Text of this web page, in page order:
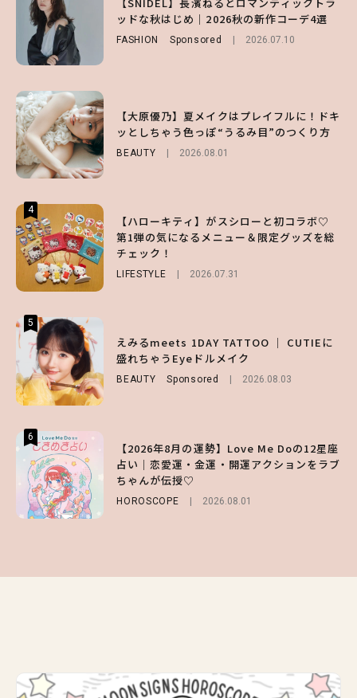
ッドな秋はじめ｜2026秋の新作コーデ4選
FASHION Sponsored 2026.07.10
3
【大原優乃】夏メイクはプレイフルに！ドキ
ッとしちゃう色っぽ“うるみ目”のつくり方
BEAUTY 2026.08.01
4
【ハローキティ】がスシローと初コラボ♡
第1弾の気になるメニュー＆限定グッズを総
チェック！
LIFESTYLE 2026.07.31
5
えみるmeets 1DAY TATTOO ｜ CUTIEに
盛れちゃうEyeドルメイク
BEAUTY Sponsored 2026.08.03
6
【2026年8月の運勢】Love Me Doの12星座
占い｜恋愛運・金運・開運アクションをラブ
ちゃんが伝授♡
HOROSCOPE 2026.08.01
ッとしちゃう色っぽ“うるみ目”のつくり方
BEAUTY 2026.08.01
3
【スタバ】約160通りのカスタマイズができ
る⁉ 39店舗限定『My フルーツ³ フラペチー
ノ®』を徹底レポ♡
4
【齋藤飛鳥】人生初のロブに！「意外としっ
くりくるし、すごく新鮮で心地いい」ヘアカ
ットの様子を独占でお届け♡
ENTERTAINMENT 2026.07.30
5
【森香澄】理想のスタイルはどう作る？体型
キープの秘訣や夏の過ごし方など独占インタ
ビュー！
ENTERTAINMENT 2026.07.31
6
【SNIDEL】長濱ねるとロマンティックトラ
ッドな秋はじめ｜2026秋の新作コーデ4選
ノ国屋コラボの“優秀保冷バッグ”は夏の強
い味方！【オトナミューズ9月号増刊】
3
【谷まりあ】夏は“シアースカート”でさり
げなく肌見せ！透け感のニュアンスを楽しめ
るマストハブアイテム4選
4
【夏ヘアのくずれ・うねりに】ヘアメイク夢
月直伝♡ ドライシャンプー「バティスト」
を使ったプロ級スタイリング3選
BEAUTY Sponsored
5
【ハローキティ】がスシローと初コラボ♡
第1弾の気になるメニュー＆限定グッズを総
チェック！
2026.07.31
6
【GU】夏の“主役級”アイテム決定！ヘルシ
ー＆可愛すぎる「大人の肌見せ」トップス3
選
FASHION 2026.07.19